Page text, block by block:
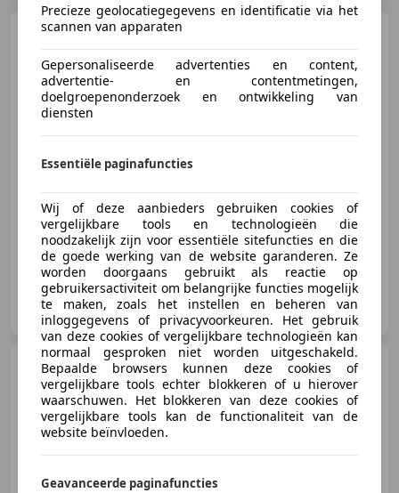
08/1991 460.445 km Benzine 149 kW (203 PK)
Autohandel Henk Heikamp
NL-3903 LK VEENENDAAL
Lincoln MarkVI H-
Zulassung Tüv Neu V8 4.8
Signature S.
Precieze geolocatiegegevens en identificatie via het
scannen van apparaten
Gepersonaliseerde advertenties en content,
advertentie- en contentmetingen,
doelgroepenonderzoek en ontwikkeling van
diensten
Essentiële paginafuncties
Wij of deze aanbieders gebruiken cookies of
vergelijkbare tools en technologieën die
noodzakelijk zijn voor essentiële sitefuncties en die
de goede werking van de website garanderen. Ze
worden doorgaans gebruikt als reactie op
gebruikersactiviteit om belangrijke functies mogelijk
te maken, zoals het instellen en beheren van
inloggegevens of privacyvoorkeuren. Het gebruik
van deze cookies of vergelijkbare technologieën kan
normaal gesproken niet worden uitgeschakeld.
Bepaalde browsers kunnen deze cookies of
vergelijkbare tools echter blokkeren of u hierover
waarschuwen. Het blokkeren van deze cookies of
vergelijkbare tools kan de functionaliteit van de
website beïnvloeden.
Geavanceerde paginafuncties